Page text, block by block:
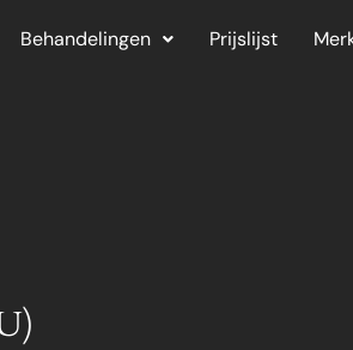
Behandelingen Prijslijst